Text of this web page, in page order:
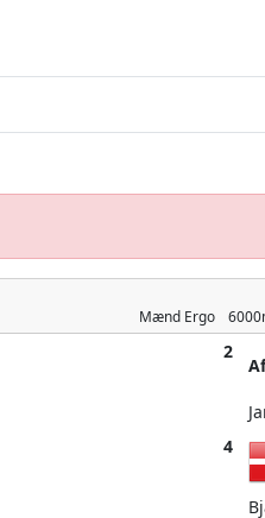
Mænd Ergo
2
4